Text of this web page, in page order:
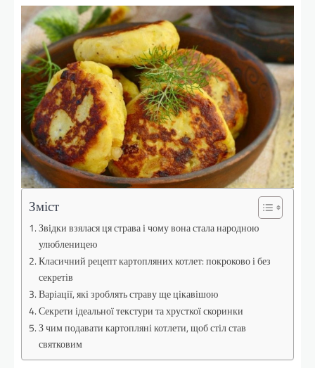
Зміст
Звідки взялася ця страва і чому вона стала народною
улюбленицею
Класичний рецепт картопляних котлет: покроково і без
секретів
Варіації, які зроблять страву ще цікавішою
Секрети ідеальної текстури та хрусткої скоринки
З чим подавати картопляні котлети, щоб стіл став
святковим